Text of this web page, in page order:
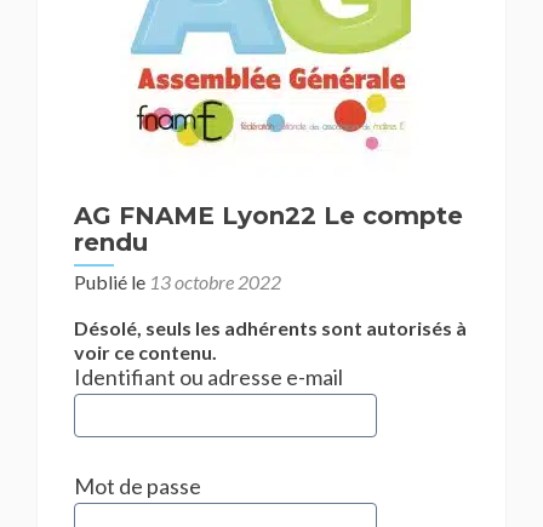
AG FNAME Lyon22 Le compte
rendu
Publié le 13 octobre 2022
Désolé, seuls les adhérents sont autorisés à
voir ce contenu.
Identifiant ou adresse e-mail
Mot de passe